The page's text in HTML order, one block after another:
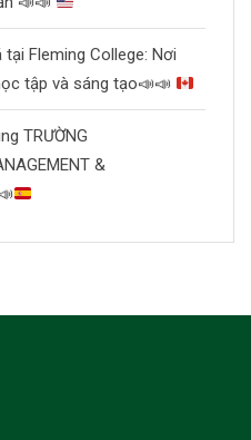
Fleming College: Nơi
tập và sáng tạo📣📣
TRƯỜNG
&